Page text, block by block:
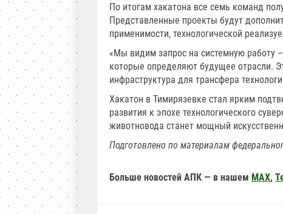
По итогам хакатона все семь команд
Представленные проекты будут
применимости, технологической
«Мы видим запрос на системную работу
которые определяют будущее отрасли.
инфраструктура для трансфера
Хакатон в Тимирязевке стал ярким
развития к эпохе технологического
животновода станет мощный
Подготовлено по материалам
Больше новостей АПК — в нашем MAX,